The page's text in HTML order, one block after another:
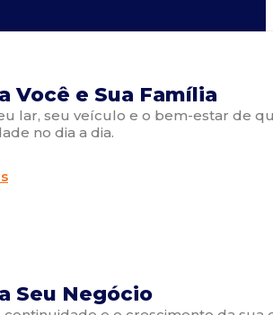
Você e Sua Família
lar, seu veículo e o bem-estar de
no dia a dia.
Seu Negócio